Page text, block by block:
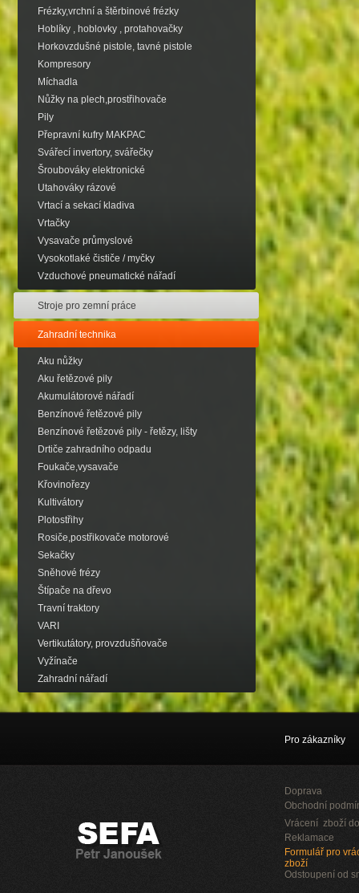
Frézky,vrchní a štěrbinové frézky
Hoblíky , hoblovky , protahovačky
Horkovzdušné pistole, tavné pistole
Kompresory
Míchadla
Nůžky na plech,prostřihovače
Pily
Přepravní kufry MAKPAC
Svářecí invertory, svářečky
Šroubováky elektronické
Utahováky rázové
Vrtací a sekací kladiva
Vrtačky
Vysavače průmyslové
Vysokotlaké čističe / myčky
Vzduchové pneumatické nářadí
Stroje pro zemní práce
Zahradní technika
Aku nůžky
Aku řetězové pily
Akumulátorové nářadí
Benzínové řetězové pily
Benzínové řetězové pily - řetězy, lišty
Drtiče zahradního odpadu
Foukače,vysavače
Křovinořezy
Kultivátory
Plotostřihy
Rosiče,postřikovače motorové
Sekačky
Sněhové frézy
Štípače na dřevo
Travní traktory
VARI
Vertikutátory, provzdušňovače
Vyžínače
Zahradní nářadí
Pro zákazníky
Doprava
Obchodní
Vrácení zboží
Reklamace
Formulář pro
zboží
Odstoupení od